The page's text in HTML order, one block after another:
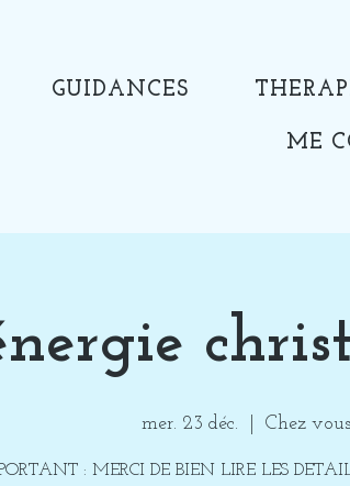
GUIDANCES
ME
mer. 23 déc. Chez vous
: MERCI DE BIEN LIRE LES